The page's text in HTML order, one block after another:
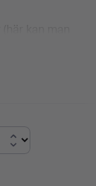
vas av
av